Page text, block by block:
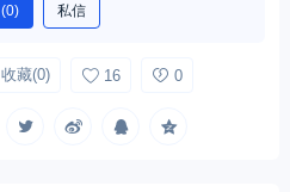
(0) 私信
收藏(0) 16 0